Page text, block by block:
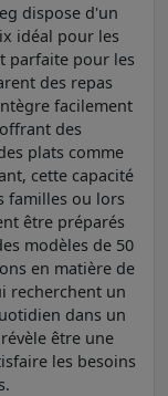
dispose d'un
idéal pour les
parfaite pour les
des repas
facilement
des
plats comme
cette capacité
familles ou lors
être préparés
modèles de 50
en matière de
recherchent un
dans un
être une
les besoins